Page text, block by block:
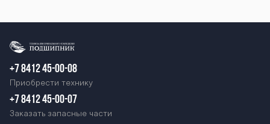
+7 8412 45-00-08
Приобрести технику
+7 8412 45-00-07
Заказать запасные части